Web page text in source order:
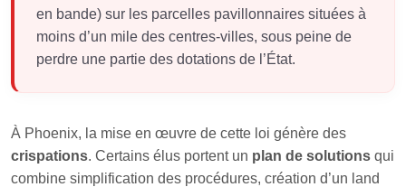
en bande) sur les parcelles pavillonnaires situées à
moins d’un mile des centres-villes, sous peine de
perdre une partie des dotations de l’État.
À Phoenix, la mise en œuvre de cette loi génère des
crispations. Certains élus portent un plan de solutions qui
combine simplification des procédures, création d’un land